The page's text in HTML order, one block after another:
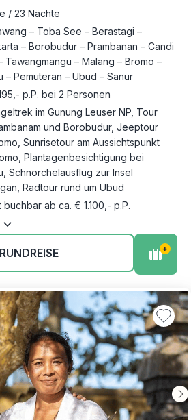
/ 23 Nächte
– Toba See – Berastagi –
– Borobudur – Prambanan – Candi
Tawangmangu – Malang – Bromo –
– Pemuteran – Ubud – Sanur
p.P. bei 2 Personen
im Gunung Leuser NP, Tour
und Borobudur, Jeeptour
Sunrisetour am Aussichtspunkt
Plantagenbesichtigung bei
Schnorchelausflug zur Insel
Radtour rund um Ubud
buchbar ab ca. € 1.100,- p.P.
+